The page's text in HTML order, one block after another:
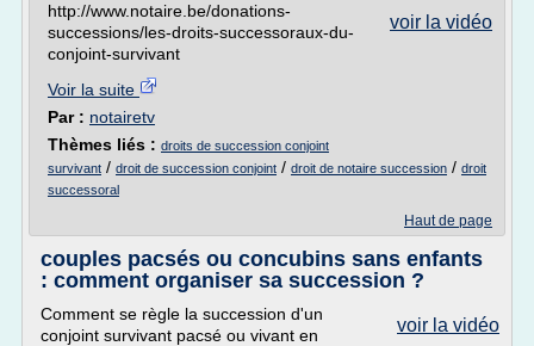
voir la vidéo
http://www.notaire.be/donations-
successions/les-droits-successoraux-du-
conjoint-survivant
Voir la suite
Par : notairetv
Thèmes liés : droits de succession conjoint
survivant / droit de succession conjoint / droit de notaire succession / droit
successoral
Haut de page
couples pacsés ou concubins sans enfants
: comment organiser sa succession ?
voir la vidéo
Comment se règle la succession d'un
conjoint survivant pacsé ou vivant en